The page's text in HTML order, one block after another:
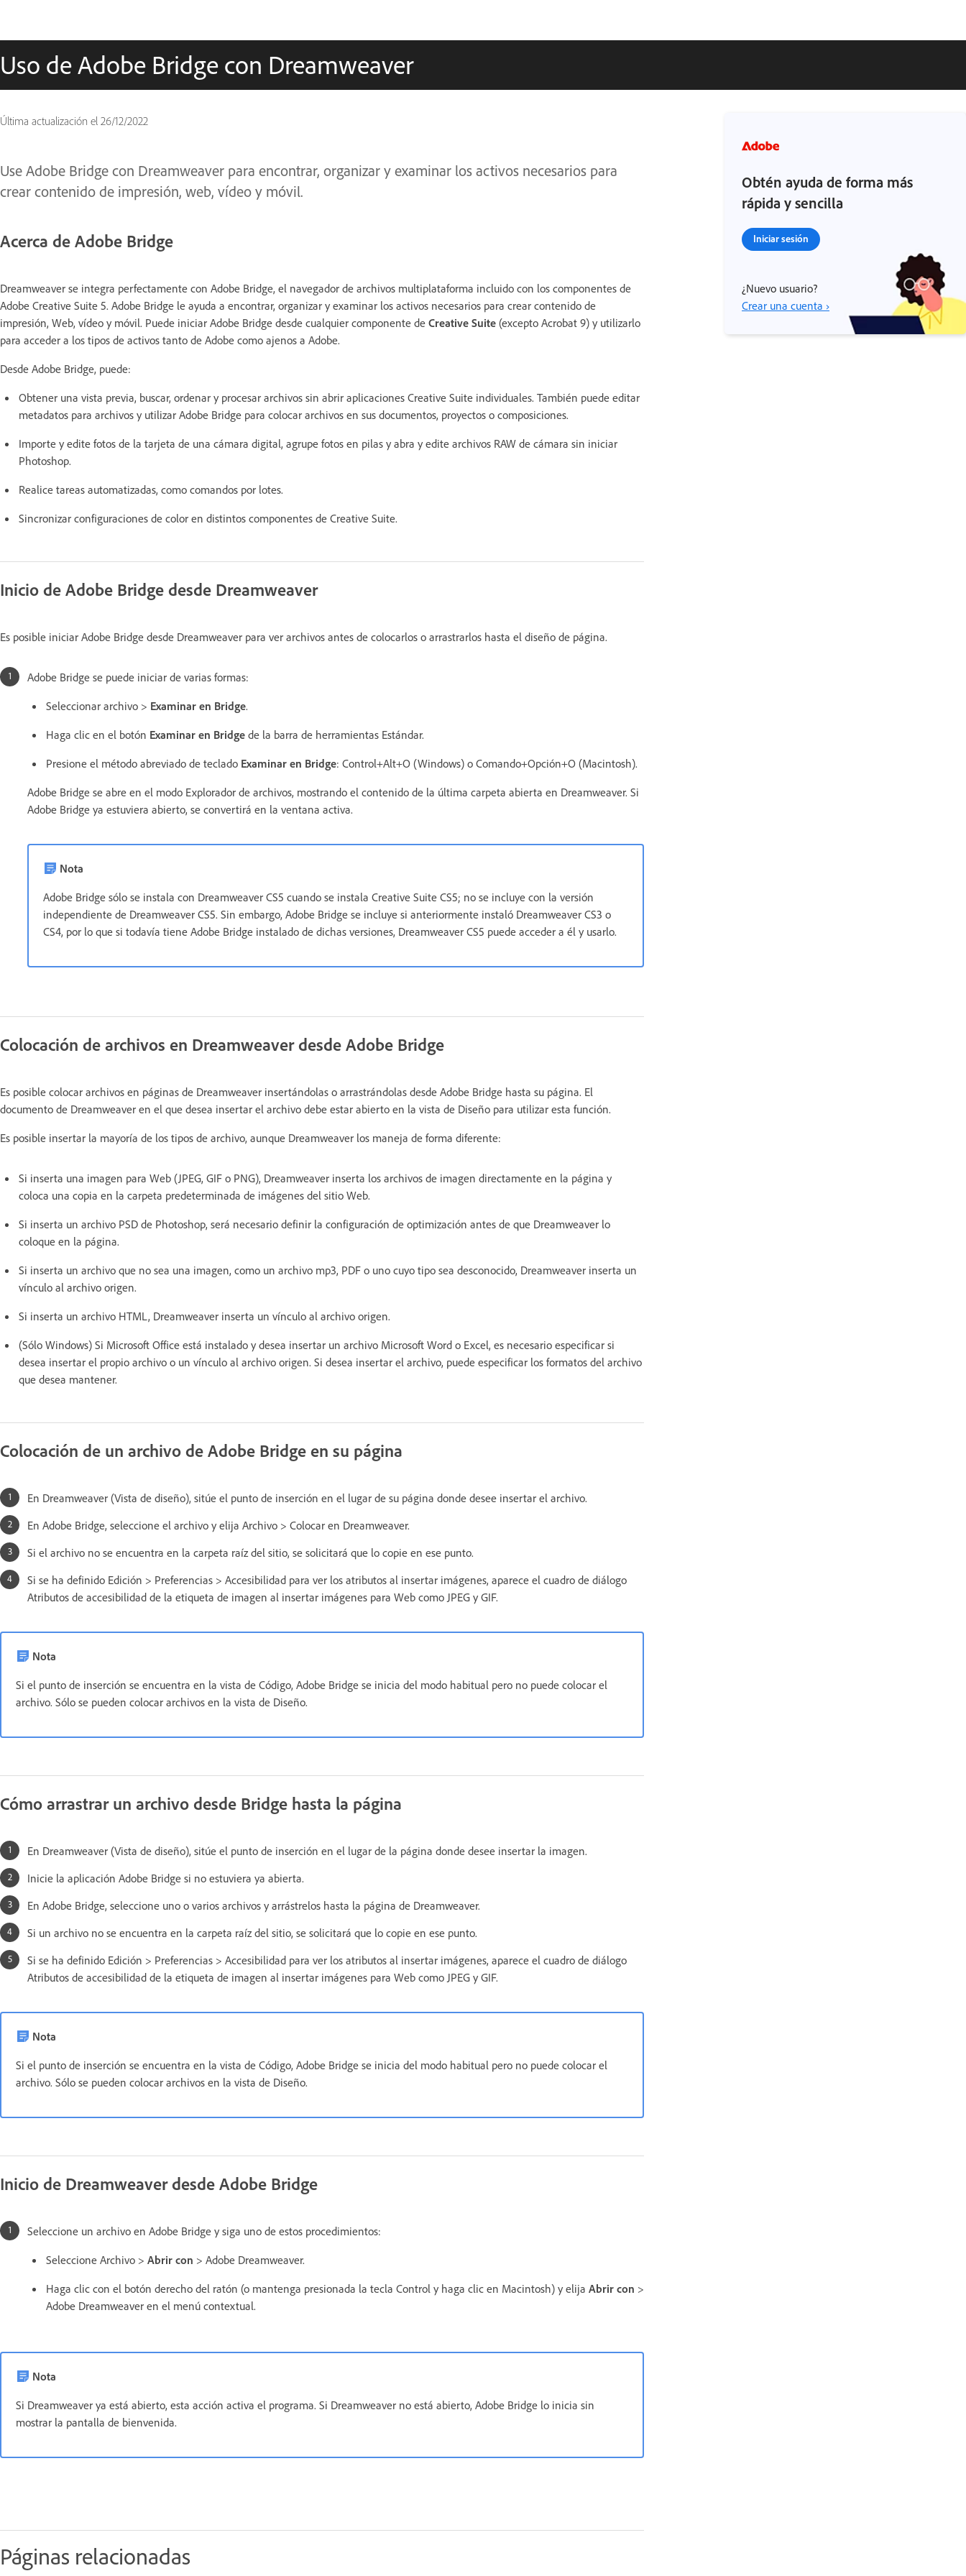
Uso de Adobe Bridge con Dreamweaver
Última actualización el 26/12/2022
Use Adobe Bridge con Dreamweaver para encontrar, organizar y examinar los activos necesarios para
crear contenido de impresión, web, vídeo y móvil.
Acerca de Adobe Bridge
Dreamweaver se integra perfectamente con Adobe Bridge, el navegador de archivos multiplataforma incluido con los componentes de
Adobe Creative Suite 5. Adobe Bridge le ayuda a encontrar, organizar y examinar los activos necesarios para crear contenido de
impresión, Web, vídeo y móvil. Puede iniciar Adobe Bridge desde cualquier componente de Creative Suite (excepto Acrobat 9) y utilizarlo
para acceder a los tipos de activos tanto de Adobe como ajenos a Adobe.
Desde Adobe Bridge, puede:
Obtener una vista previa, buscar, ordenar y procesar archivos sin abrir aplicaciones Creative Suite individuales. También puede editar
metadatos para archivos y utilizar Adobe Bridge para colocar archivos en sus documentos, proyectos o composiciones.
Importe y edite fotos de la tarjeta de una cámara digital, agrupe fotos en pilas y abra y edite archivos RAW de cámara sin iniciar
Photoshop.
Realice tareas automatizadas, como comandos por lotes.
Sincronizar configuraciones de color en distintos componentes de Creative Suite.
Inicio de Adobe Bridge desde Dreamweaver
Es posible iniciar Adobe Bridge desde Dreamweaver para ver archivos antes de colocarlos o arrastrarlos hasta el diseño de página.
Adobe Bridge se puede iniciar de varias formas:
Seleccionar archivo > Examinar en Bridge.
Haga clic en el botón Examinar en Bridge de la barra de herramientas Estándar.
Presione el método abreviado de teclado Examinar en Bridge: Control+Alt+O (Windows) o Comando+Opción+O (Macintosh).
Adobe Bridge se abre en el modo Explorador de archivos, mostrando el contenido de la última carpeta abierta en Dreamweaver. Si
Adobe Bridge ya estuviera abierto, se convertirá en la ventana activa.
Nota
Adobe Bridge sólo se instala con Dreamweaver CS5 cuando se instala Creative Suite CS5; no se incluye con la versión
independiente de Dreamweaver CS5. Sin embargo, Adobe Bridge se incluye si anteriormente instaló Dreamweaver CS3 o
CS4, por lo que si todavía tiene Adobe Bridge instalado de dichas versiones, Dreamweaver CS5 puede acceder a él y usarlo.
Colocación de archivos en Dreamweaver desde Adobe Bridge
Es posible colocar archivos en páginas de Dreamweaver insertándolas o arrastrándolas desde Adobe Bridge hasta su página. El
documento de Dreamweaver en el que desea insertar el archivo debe estar abierto en la vista de Diseño para utilizar esta función.
Es posible insertar la mayoría de los tipos de archivo, aunque Dreamweaver los maneja de forma diferente:
Si inserta una imagen para Web (JPEG, GIF o PNG), Dreamweaver inserta los archivos de imagen directamente en la página y
coloca una copia en la carpeta predeterminada de imágenes del sitio Web.
Si inserta un archivo PSD de Photoshop, será necesario definir la configuración de optimización antes de que Dreamweaver lo
coloque en la página.
Si inserta un archivo que no sea una imagen, como un archivo mp3, PDF o uno cuyo tipo sea desconocido, Dreamweaver inserta un
vínculo al archivo origen.
Si inserta un archivo HTML, Dreamweaver inserta un vínculo al archivo origen.
(Sólo Windows) Si Microsoft Office está instalado y desea insertar un archivo Microsoft Word o Excel, es necesario especificar si
desea insertar el propio archivo o un vínculo al archivo origen. Si desea insertar el archivo, puede especificar los formatos del archivo
que desea mantener.
Colocación de un archivo de Adobe Bridge en su página
En Dreamweaver (Vista de diseño), sitúe el punto de inserción en el lugar de su página donde desee insertar el archivo.
En Adobe Bridge, seleccione el archivo y elija Archivo > Colocar en Dreamweaver.
Si el archivo no se encuentra en la carpeta raíz del sitio, se solicitará que lo copie en ese punto.
Si se ha definido Edición > Preferencias > Accesibilidad para ver los atributos al insertar imágenes, aparece el cuadro de diálogo
Atributos de accesibilidad de la etiqueta de imagen al insertar imágenes para Web como JPEG y GIF.
Nota
Si el punto de inserción se encuentra en la vista de Código, Adobe Bridge se inicia del modo habitual pero no puede colocar el
archivo. Sólo se pueden colocar archivos en la vista de Diseño.
Cómo arrastrar un archivo desde Bridge hasta la página
En Dreamweaver (Vista de diseño), sitúe el punto de inserción en el lugar de la página donde desee insertar la imagen.
Inicie la aplicación Adobe Bridge si no estuviera ya abierta.
En Adobe Bridge, seleccione uno o varios archivos y arrástrelos hasta la página de Dreamweaver.
Si un archivo no se encuentra en la carpeta raíz del sitio, se solicitará que lo copie en ese punto.
Si se ha definido Edición > Preferencias > Accesibilidad para ver los atributos al insertar imágenes, aparece el cuadro de diálogo
Atributos de accesibilidad de la etiqueta de imagen al insertar imágenes para Web como JPEG y GIF.
Nota
Si el punto de inserción se encuentra en la vista de Código, Adobe Bridge se inicia del modo habitual pero no puede colocar el
archivo. Sólo se pueden colocar archivos en la vista de Diseño.
Inicio de Dreamweaver desde Adobe Bridge
Seleccione un archivo en Adobe Bridge y siga uno de estos procedimientos:
Seleccione Archivo > Abrir con > Adobe Dreamweaver.
Haga clic con el botón derecho del ratón (o mantenga presionada la tecla Control y haga clic en Macintosh) y elija Abrir con >
Adobe Dreamweaver en el menú contextual.
Nota
Si Dreamweaver ya está abierto, esta acción activa el programa. Si Dreamweaver no está abierto, Adobe Bridge lo inicia sin
mostrar la pantalla de bienvenida.
Páginas relacionadas
Obtén ayuda de forma más
rápida y sencilla
Iniciar sesión
¿Nuevo usuario?
Crear una cuenta ›